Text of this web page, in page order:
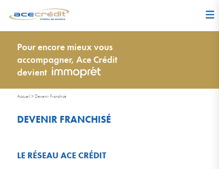
Pour encore mieux vous
accompagner, Ace Crédit
devient
Accueil > Devenir Franchisé
DEVENIR FRANCHISÉ
LE RÉSEAU ACE CRÉDIT